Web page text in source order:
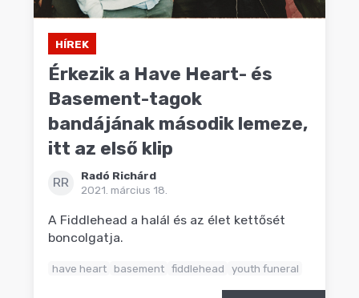
HÍREK
Érkezik a Have Heart- és
Basement-tagok
bandájának második lemeze,
itt az első klip
RR
Radó Richárd
2021. március 18.
A Fiddlehead a halál és az élet kettősét
boncolgatja.
have heart basement fiddlehead youth funeral